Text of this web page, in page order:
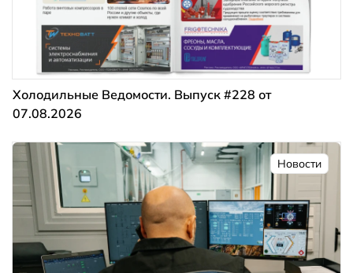
Холодильные Ведомости. Выпуск #228 от
07.08.2026
Новости